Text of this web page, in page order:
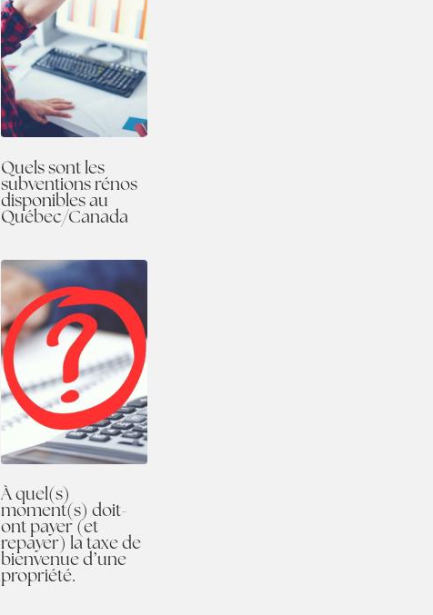
Quels sont les
subventions rénos
disponibles au
Québec/Canada
À quel(s)
moment(s) doit-
ont payer (et
repayer) la taxe de
bienvenue d’une
propriété.